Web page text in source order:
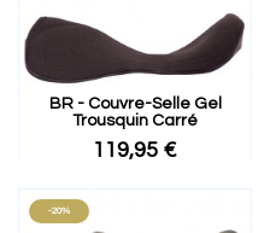
BR - Couvre-Selle Gel
Trousquin Carré
119,95 €
-20%